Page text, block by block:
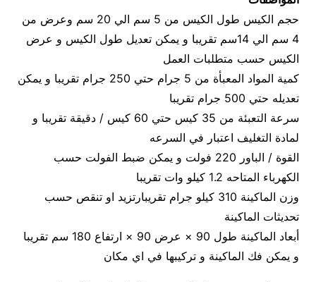
حجم الكيس طول الكيس من 5 سم الي 20 سم وعرض من
4 سم الي 14سم تقريبا و يمكن تعديل طول الكيس و عرض
الكيس حسب متطلبات العمل
كمية المواد المعبأة من 5 جرام حتي 250 جرام تقريبا و يمكن
تعديله حتي 500 جرام تقريبا
سرعة التعبئة من 35 كيس حتي 60 كيس / دقيقة تقريبا و
لمادة التغليف اعتبار في السرعه
القوة / الباور 220 فولت و يمكن ضبط الفولت حسب
الكهرباء المتاحه 1.2 كيلو وات تقريبا
وزن الماكينة 310 كيلو جرام تقريبارتزيد او تنقص حسب
تحديثات الماكينة
أبعاد الماكينة طول 90 × عرض 90 × ارتفاع 180 سم تقريبا
و يمكن فك الماكينة و تركيبها في اي مكان